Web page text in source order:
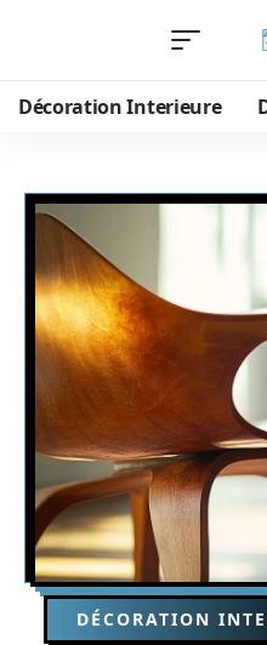
Décoration Interieure
DÉCORATION